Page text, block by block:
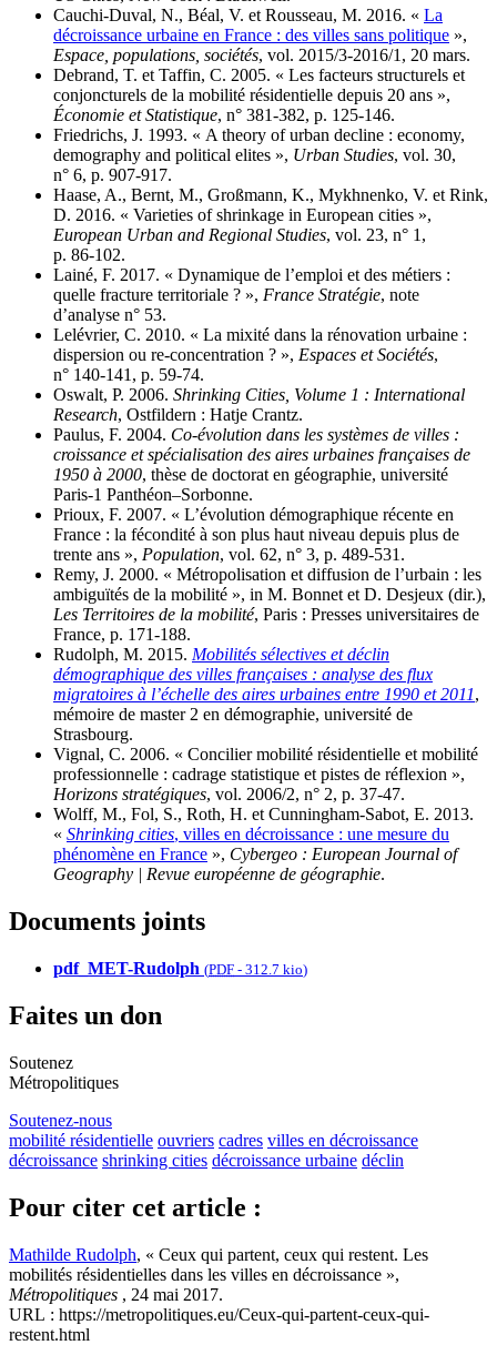
Cauchi-Duval, N., Béal, V. et Rousseau, M. 2016. « La
décroissance urbaine en France : des villes sans politique »,
Espace, populations, sociétés, vol. 2015/3‑2016/1, 20 mars.
Debrand, T. et Taffin, C. 2005. « Les facteurs structurels et
conjoncturels de la mobilité résidentielle depuis 20 ans »,
Économie et Statistique, n° 381‑382, p. 125‑146.
Friedrichs, J. 1993. « A theory of urban decline : economy,
demography and political elites », Urban Studies, vol. 30,
n° 6, p. 907‑917.
Haase, A., Bernt, M., Großmann, K., Mykhnenko, V. et Rink,
D. 2016. « Varieties of shrinkage in European cities »,
European Urban and Regional Studies, vol. 23, n° 1,
p. 86‑102.
Lainé, F. 2017. « Dynamique de l’emploi et des métiers :
quelle fracture territoriale ? », France Stratégie, note
d’analyse n° 53.
Lelévrier, C. 2010. « La mixité dans la rénovation urbaine :
dispersion ou re-concentration ? », Espaces et Sociétés,
n° 140‑141, p. 59‑74.
Oswalt, P. 2006. Shrinking Cities, Volume 1 : International
Research, Ostfildern : Hatje Crantz.
Paulus, F. 2004. Co-évolution dans les systèmes de villes :
croissance et spécialisation des aires urbaines françaises de
1950 à 2000, thèse de doctorat en géographie, université
Paris‑1 Panthéon–Sorbonne.
Prioux, F. 2007. « L’évolution démographique récente en
France : la fécondité à son plus haut niveau depuis plus de
trente ans », Population, vol. 62, n° 3, p. 489‑531.
Remy, J. 2000. « Métropolisation et diffusion de l’urbain : les
ambiguïtés de la mobilité », in M. Bonnet et D. Desjeux (dir.),
Les Territoires de la mobilité, Paris : Presses universitaires de
France, p. 171‑188.
Rudolph, M. 2015. Mobilités sélectives et déclin
démographique des villes françaises : analyse des flux
migratoires à l’échelle des aires urbaines entre 1990 et 2011,
mémoire de master 2 en démographie, université de
Strasbourg.
Vignal, C. 2006. « Concilier mobilité résidentielle et mobilité
professionnelle : cadrage statistique et pistes de réflexion »,
Horizons stratégiques, vol. 2006/2, n° 2, p. 37‑47.
Wolff, M., Fol, S., Roth, H. et Cunningham-Sabot, E. 2013.
« Shrinking cities, villes en décroissance : une mesure du
phénomène en France », Cybergeo : European Journal of
Geography | Revue européenne de géographie.
Documents joints
pdf_MET-Rudolph (PDF - 312.7 kio)
Faites un don
Soutenez
Métropolitiques
Soutenez-nous
mobilité résidentielle ouvriers cadres villes en décroissance
décroissance shrinking cities décroissance urbaine déclin
Pour citer cet article :
Mathilde Rudolph, « Ceux qui partent, ceux qui restent. Les
mobilités résidentielles dans les villes en décroissance »,
Métropolitiques , 24 mai 2017.
URL : https://metropolitiques.eu/Ceux-qui-partent-ceux-qui-
restent.html